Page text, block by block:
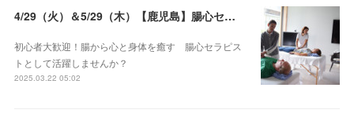
4/29（火）＆5/29（木）【鹿児島】腸心セラピスト養成コース《２日間コース》開講決定
初心者大歓迎！腸から心と身体を癒す 腸心セラピス
トとして活躍しませんか？
2025.03.22 05:02